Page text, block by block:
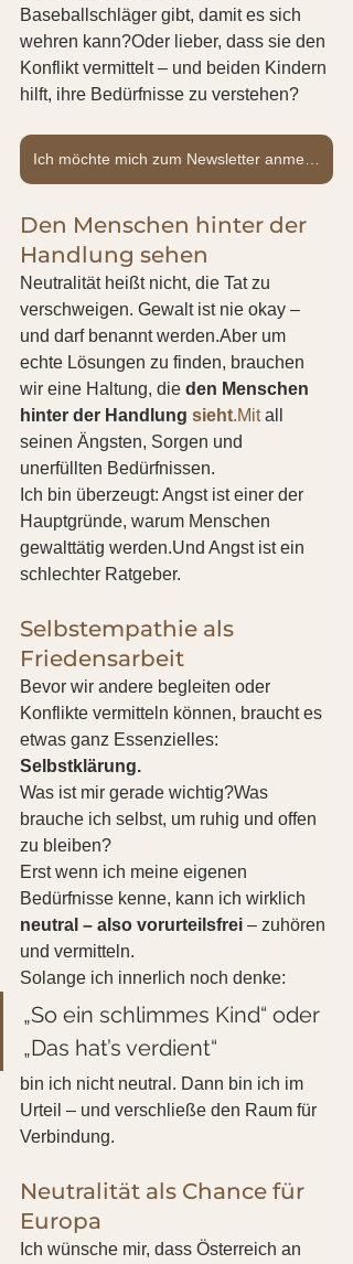
Baseballschläger gibt, damit es sich
wehren kann?Oder lieber, dass sie den
Konflikt vermittelt – und beiden Kindern
hilft, ihre Bedürfnisse zu verstehen?
Ich möchte mich zum Newsletter anmelden.
Den Menschen hinter der
Handlung sehen
Neutralität heißt nicht, die Tat zu
verschweigen. Gewalt ist nie okay –
und darf benannt werden.Aber um
echte Lösungen zu finden, brauchen
wir eine Haltung, die den Menschen
hinter der Handlung sieht.Mit all
seinen Ängsten, Sorgen und
unerfüllten Bedürfnissen.
Ich bin überzeugt: Angst ist einer der
Hauptgründe, warum Menschen
gewalttätig werden.Und Angst ist ein
schlechter Ratgeber.
Selbstempathie als
Friedensarbeit
Bevor wir andere begleiten oder
Konflikte vermitteln können, braucht es
etwas ganz Essenzielles:
Selbstklärung.
Was ist mir gerade wichtig?Was
brauche ich selbst, um ruhig und offen
zu bleiben?
Erst wenn ich meine eigenen
Bedürfnisse kenne, kann ich wirklich
neutral – also vorurteilsfrei – zuhören
und vermitteln.
Solange ich innerlich noch denke:
„So ein schlimmes Kind“ oder
„Das hat’s verdient“
bin ich nicht neutral. Dann bin ich im
Urteil – und verschließe den Raum für
Verbindung.
Neutralität als Chance für
Europa
Ich wünsche mir, dass Österreich an